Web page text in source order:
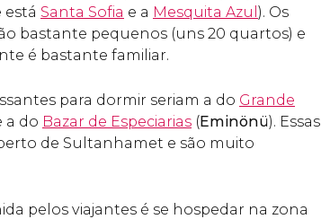
está Santa Sofia e a Mesquita Azul ). Os
bastante pequenos (uns 20 quartos) e
é bastante familiar.
para dormir seriam a do Grande
a do Bazar de Especiarias (Eminönü). Essas
de Sultanhamet e são muito
pelos viajantes é se hospedar na zona